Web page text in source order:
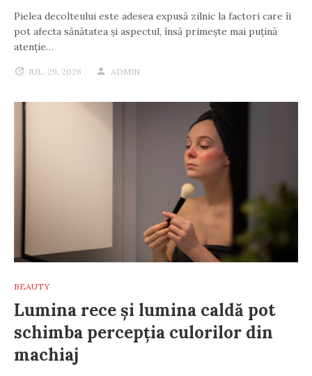
Pielea decolteului este adesea expusă zilnic la factori care îi
pot afecta sănătatea și aspectul, însă primește mai puțină
atenție…
IUL. 29, 2026 ADMIN
BEAUTY
Lumina rece și lumina caldă pot
schimba percepția culorilor din
machiaj